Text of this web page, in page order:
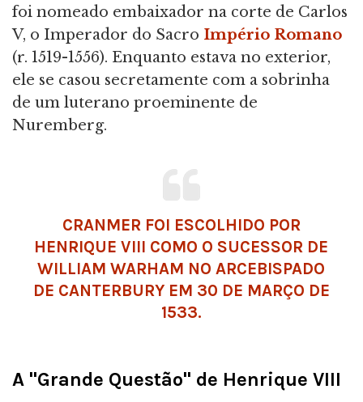
foi nomeado embaixador na corte de Carlos
V, o Imperador do Sacro Império Romano
(r. 1519-1556). Enquanto estava no exterior,
ele se casou secretamente com a sobrinha
de um luterano proeminente de
Nuremberg.
CRANMER FOI ESCOLHIDO POR
HENRIQUE VIII COMO O SUCESSOR DE
WILLIAM WARHAM NO ARCEBISPADO
DE CANTERBURY EM 30 DE MARÇO DE
1533.
A "Grande Questão" de Henrique VIII